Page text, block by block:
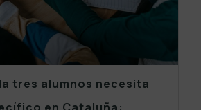
tres alumnos necesita